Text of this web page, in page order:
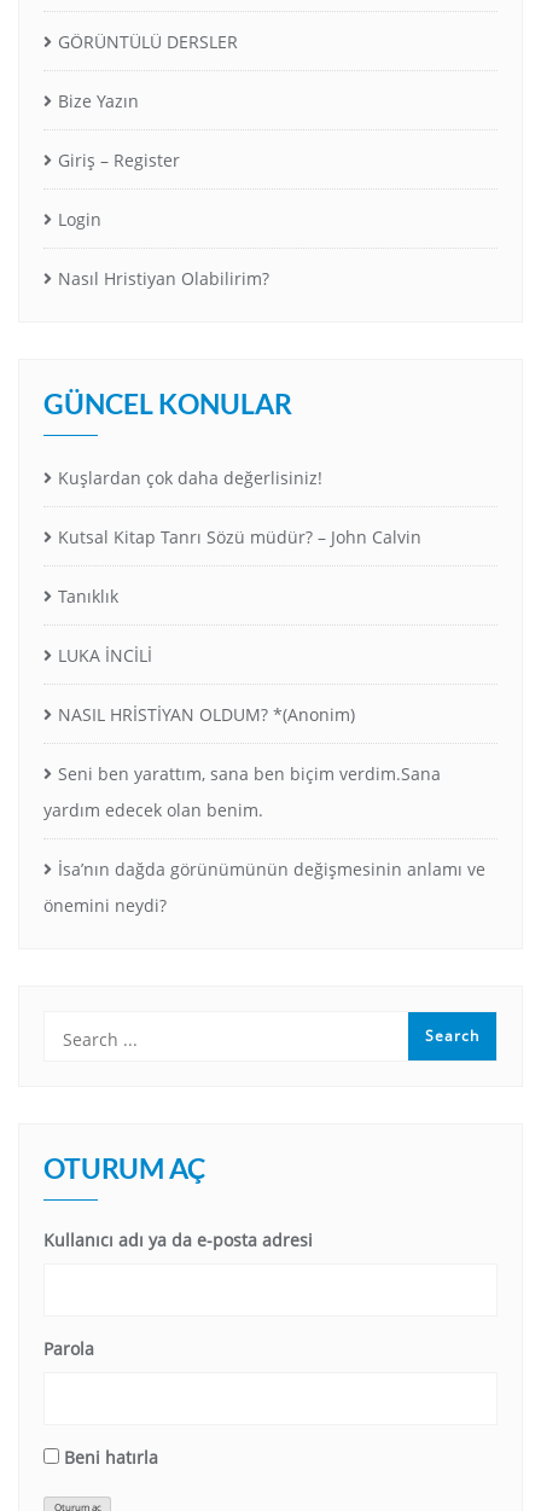
GÖRÜNTÜLÜ DERSLER
Bize Yazın
Giriş – Register
Login
Nasıl Hristiyan Olabilirim?
GÜNCEL KONULAR
Kuşlardan çok daha değerlisiniz!
Kutsal Kitap Tanrı Sözü müdür? – John Calvin
Tanıklık
LUKA İNCİLİ
NASIL HRİSTİYAN OLDUM? *(Anonim)
Seni ben yarattım, sana ben biçim verdim.Sana
yardım edecek olan benim.
İsa’nın dağda görünümünün değişmesinin anlamı ve
önemini neydi?
OTURUM AÇ
Kullanıcı adı ya da e-posta adresi
Parola
Beni hatırla
Oturum aç